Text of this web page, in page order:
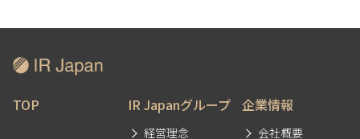
TOP IR Japanグループ
経営理念
企業情報
会社概要